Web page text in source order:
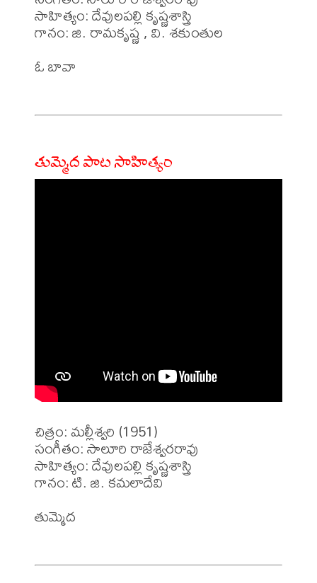
సాహిత్యం: దేవులపల్లి కృష్ణశాస్త్రి
గానం: జి. రామకృష్ణ , వి. శకుంతుల
ఓ బావా
తుమ్మెద పాట సాహిత్యం
చిత్రం: మల్లీశ్వరి (1951)
సంగీతం: సాలూరి రాజేశ్వరరావు
సాహిత్యం: దేవులపల్లి కృష్ణశాస్త్రి
గానం: టి. జి. కమలాదేవి
తుమ్మెద